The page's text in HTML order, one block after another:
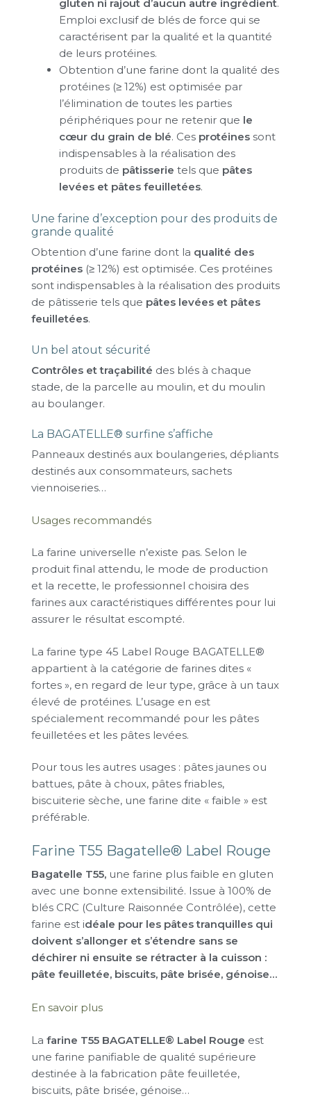
gluten ni rajout d’aucun autre ingrédient.
Emploi exclusif de blés de force qui se
caractérisent par la qualité et la quantité
de leurs protéines.
Obtention d’une farine dont la qualité des
protéines (≥ 12%) est optimisée par
l’élimination de toutes les parties
périphériques pour ne retenir que le
cœur du grain de blé. Ces protéines sont
indispensables à la réalisation des
produits de pâtisserie tels que pâtes
levées et pâtes feuilletées.
Une farine d’exception pour des produits de
grande qualité
Obtention d’une farine dont la qualité des
protéines (≥ 12%) est optimisée. Ces protéines
sont indispensables à la réalisation des produits
de pâtisserie tels que pâtes levées et pâtes
feuilletées.
Un bel atout sécurité
Contrôles et traçabilité des blés à chaque
stade, de la parcelle au moulin, et du moulin
au boulanger.
La BAGATELLE® surfine s’affiche
Panneaux destinés aux boulangeries, dépliants
destinés aux consommateurs, sachets
viennoiseries…
Usages recommandés
La farine universelle n’existe pas. Selon le
produit final attendu, le mode de production
et la recette, le professionnel choisira des
farines aux caractéristiques différentes pour lui
assurer le résultat escompté.
La farine type 45 Label Rouge BAGATELLE®
appartient à la catégorie de farines dites «
fortes », en regard de leur type, grâce à un taux
élevé de protéines. L’usage en est
spécialement recommandé pour les pâtes
feuilletées et les pâtes levées.
Pour tous les autres usages : pâtes jaunes ou
battues, pâte à choux, pâtes friables,
biscuiterie sèche, une farine dite « faible » est
préférable.
Farine T55 Bagatelle® Label Rouge
Bagatelle T55, une farine plus faible en gluten
avec une bonne extensibilité. Issue à 100% de
blés CRC (Culture Raisonnée Contrôlée), cette
farine est idéale pour les pâtes tranquilles qui
doivent s’allonger et s’étendre sans se
déchirer ni ensuite se rétracter à la cuisson :
pâte feuilletée, biscuits, pâte brisée, génoise…
En savoir plus
La farine T55 BAGATELLE® Label Rouge est
une farine panifiable de qualité supérieure
destinée à la fabrication pâte feuilletée,
biscuits, pâte brisée, génoise…